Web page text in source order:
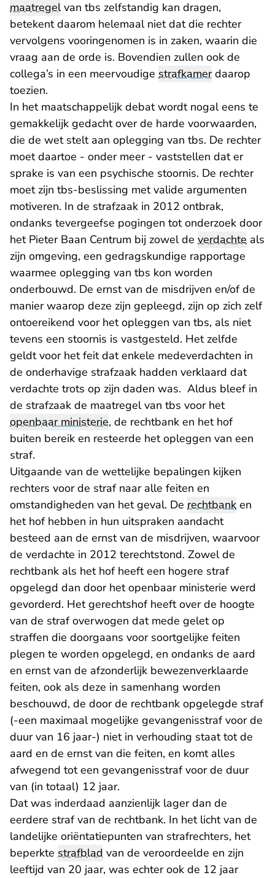
maatregelvan tbs zelfstandig kan dragen,
betekent daarom helemaal niet dat die rechter
vervolgens vooringenomen is in zaken, waarin die
vraag aan de orde is. Bovendien zullen ook de
collega’s in een meervoudige strafkamerdaarop
toezien.
In het maatschappelijk debat wordt nogal eens te
gemakkelijk gedacht over de harde voorwaarden,
die de wet stelt aan oplegging van tbs. De rechter
moet daartoe - onder meer - vaststellen dat er
sprake is van een psychische stoornis. De rechter
moet zijn tbs-beslissing met valide argumenten
motiveren. In de strafzaak in 2012 ontbrak,
ondanks tevergeefse pogingen tot onderzoek door
het Pieter Baan Centrum bij zowel de verdachte als
zijn omgeving, een gedragskundige rapportage
waarmee oplegging van tbs kon worden
onderbouwd. De ernst van de misdrijven en/of de
manier waarop deze zijn gepleegd, zijn op zich zelf
ontoereikend voor het opleggen van tbs, als niet
tevens een stoornis is vastgesteld. Het zelfde
geldt voor het feit dat enkele medeverdachten in
de onderhavige strafzaak hadden verklaard dat
verdachte trots op zijn daden was. Aldus bleef in
de strafzaak de maatregel van tbs voor het
openbaar ministerie, de rechtbank en het hof
buiten bereik en resteerde het opleggen van een
straf.
Uitgaande van de wettelijke bepalingen kijken
rechters voor de straf naar alle feiten en
omstandigheden van het geval. De rechtbank en
het hof hebben in hun uitspraken aandacht
besteed aan de ernst van de misdrijven, waarvoor
de verdachte in 2012 terechtstond. Zowel de
rechtbank als het hof heeft een hogere straf
opgelegd dan door het openbaar ministerie werd
gevorderd. Het gerechtshof heeft over de hoogte
van de straf overwogen dat mede gelet op
straffen die doorgaans voor soortgelijke feiten
plegen te worden opgelegd, en ondanks de aard
en ernst van de afzonderlijk bewezenverklaarde
feiten, ook als deze in samenhang worden
beschouwd, de door de rechtbank opgelegde straf
(-een maximaal mogelijke gevangenisstraf voor de
duur van 16 jaar-) niet in verhouding staat tot de
aard en de ernst van die feiten, en komt alles
afwegend tot een gevangenisstraf voor de duur
van (in totaal) 12 jaar.
Dat was inderdaad aanzienlijk lager dan de
eerdere straf van de rechtbank. In het licht van de
landelijke oriëntatiepunten van strafrechters, het
beperkte strafblad van de veroordeelde en zijn
leeftijd van 20 jaar, was echter ook de 12 jaar